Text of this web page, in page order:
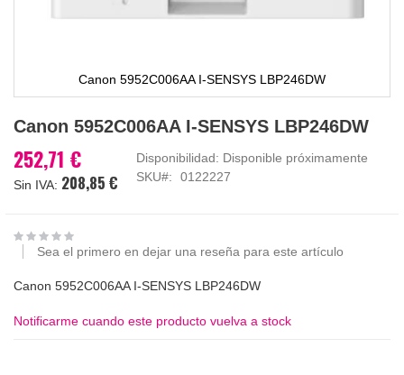
Canon 5952C006AA I-SENSYS LBP246DW
al
de
la
imágenes
Canon 5952C006AA I-SENSYS LBP246DW
252,71 €
208,85 €
Disponibilidad: Disponible próximamente
SKU
0122227
Sea el primero en dejar una reseña para este artículo
Canon 5952C006AA I-SENSYS LBP246DW
Notificarme cuando este producto vuelva a stock